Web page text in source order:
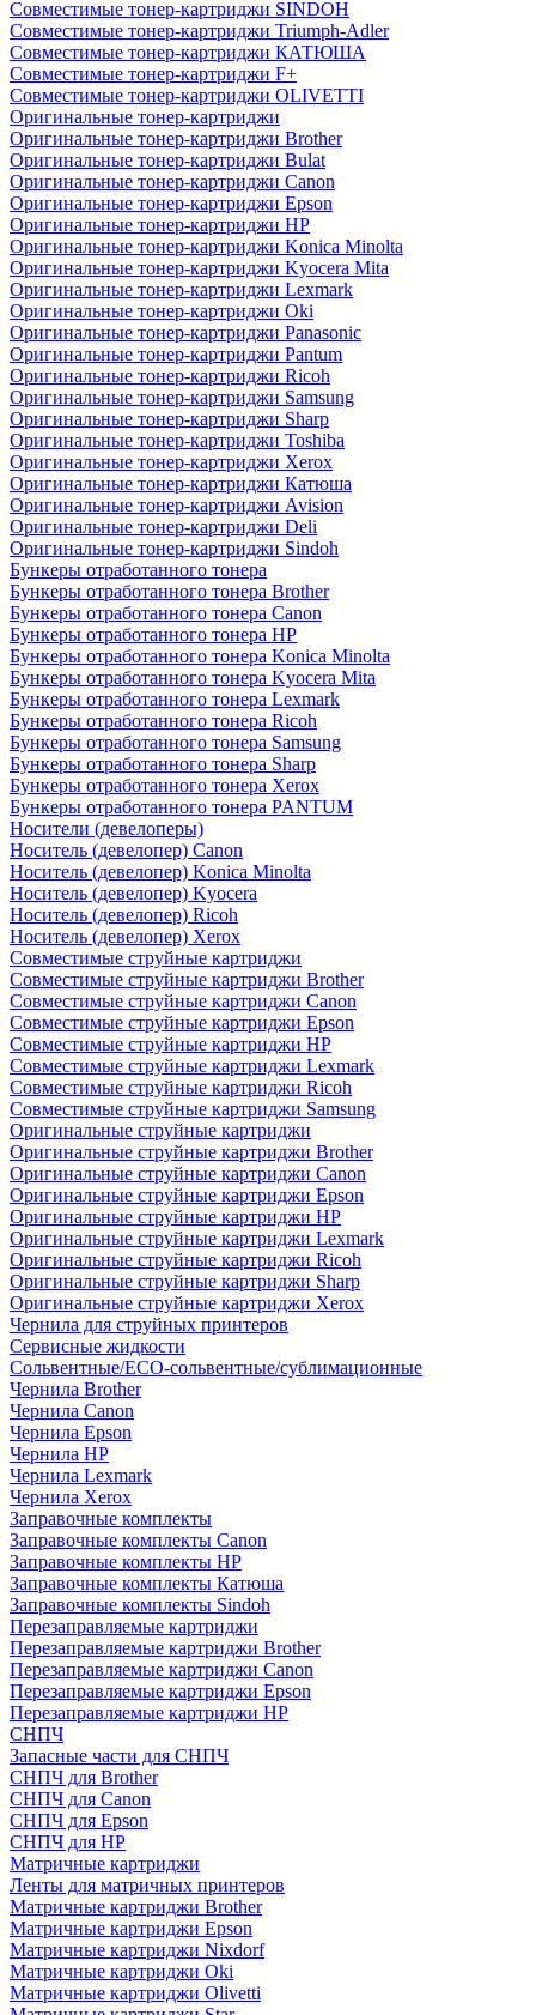
Совместимые тонер-картриджи SINDOH
Совместимые тонер-картриджи Triumph-Adler
Совместимые тонер-картриджи КАТЮША
Совместимые тонер-картриджи F+
Совместимые тонер-картриджи OLIVETTI
Оригинальные тонер-картриджи
Оригинальные тонер-картриджи Brother
Оригинальные тонер-картриджи Bulat
Оригинальные тонер-картриджи Canon
Оригинальные тонер-картриджи Epson
Оригинальные тонер-картриджи HP
Оригинальные тонер-картриджи Konica Minolta
Оригинальные тонер-картриджи Kyocera Mita
Оригинальные тонер-картриджи Lexmark
Оригинальные тонер-картриджи Oki
Оригинальные тонер-картриджи Panasonic
Оригинальные тонер-картриджи Pantum
Оригинальные тонер-картриджи Ricoh
Оригинальные тонер-картриджи Samsung
Оригинальные тонер-картриджи Sharp
Оригинальные тонер-картриджи Toshiba
Оригинальные тонер-картриджи Xerox
Оригинальные тонер-картриджи Катюша
Оригинальные тонер-картриджи Avision
Оригинальные тонер-картриджи Deli
Оригинальные тонер-картриджи Sindoh
Бункеры отработанного тонера
Бункеры отработанного тонера Brother
Бункеры отработанного тонера Canon
Бункеры отработанного тонера HP
Бункеры отработанного тонера Konica Minolta
Бункеры отработанного тонера Kyocera Mita
Бункеры отработанного тонера Lexmark
Бункеры отработанного тонера Ricoh
Бункеры отработанного тонера Samsung
Бункеры отработанного тонера Sharp
Бункеры отработанного тонера Xerox
Бункеры отработанного тонера PANTUM
Носители (девелоперы)
Носитель (девелопер) Canon
Носитель (девелопер) Konica Minolta
Носитель (девелопер) Kyocera
Носитель (девелопер) Ricoh
Носитель (девелопер) Xerox
Совместимые струйные картриджи
Совместимые струйные картриджи Brother
Совместимые струйные картриджи Canon
Совместимые струйные картриджи Epson
Совместимые струйные картриджи HP
Совместимые струйные картриджи Lexmark
Совместимые струйные картриджи Ricoh
Совместимые струйные картриджи Samsung
Оригинальные струйные картриджи
Оригинальные струйные картриджи Brother
Оригинальные струйные картриджи Canon
Оригинальные струйные картриджи Epson
Оригинальные струйные картриджи HP
Оригинальные струйные картриджи Lexmark
Оригинальные струйные картриджи Ricoh
Оригинальные струйные картриджи Sharp
Оригинальные струйные картриджи Xerox
Чернила для струйных принтеров
Сервисные жидкости
Сольвентные/ECO-сольвентные/сублимационные
Чернила Brother
Чернила Canon
Чернила Epson
Чернила HP
Чернила Lexmark
Чернила Xerox
Заправочные комплекты
Заправочные комплекты Canon
Заправочные комплекты HP
Заправочные комплекты Катюша
Заправочные комплекты Sindoh
Перезаправляемые картриджи
Перезаправляемые картриджи Brother
Перезаправляемые картриджи Canon
Перезаправляемые картриджи Epson
Перезаправляемые картриджи HP
СНПЧ
Запасные части для СНПЧ
СНПЧ для Brother
СНПЧ для Canon
СНПЧ для Epson
СНПЧ для HP
Матричные картриджи
Ленты для матричных принтеров
Матричные картриджи Brother
Матричные картриджи Epson
Матричные картриджи Nixdorf
Матричные картриджи Oki
Матричные картриджи Olivetti